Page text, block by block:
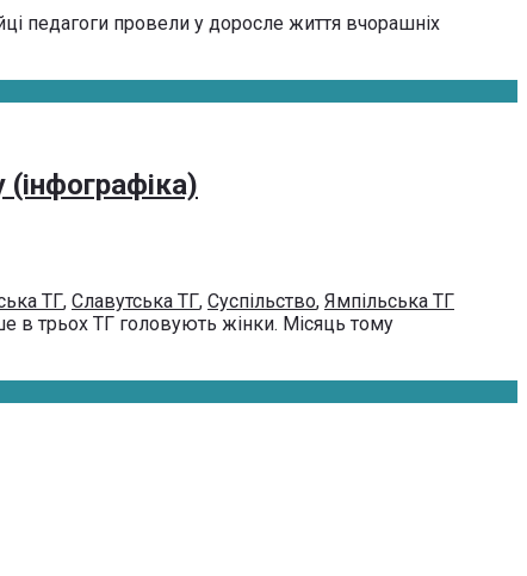
педагоги провели у доросле життя вчорашніх
ТГ, Славутська ТГ, Суспільство, Ямпільська ТГ
в трьох ТГ головують жінки. Місяць тому